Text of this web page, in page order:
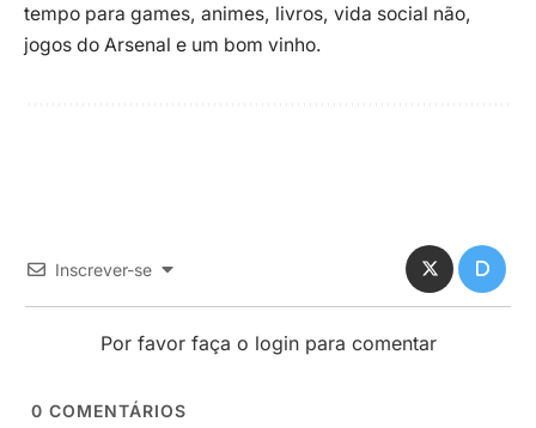
tempo para games, animes, livros, vida social não,
jogos do Arsenal e um bom vinho.
Inscrever-se
Por favor faça o login para comentar
0 COMENTÁRIOS